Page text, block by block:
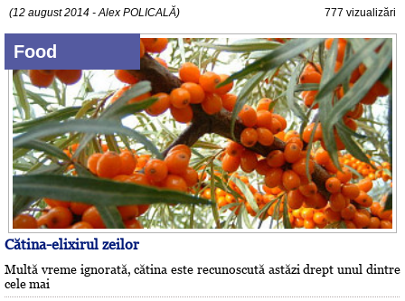
(12 august 2014 - Alex POLICALĂ) 777 vizualizări
Food
Cătina-elixirul zeilor
Multă vreme ignorată, cătina este recunoscută astăzi drept unul dintre
cele mai